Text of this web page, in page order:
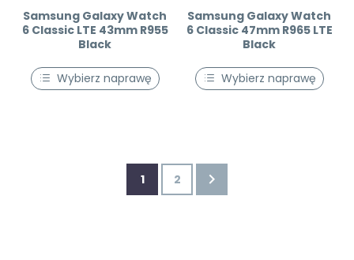
Samsung Galaxy Watch
6 Classic LTE 43mm R955
Black
Wybierz naprawę
Samsung Galaxy Watch
6 Classic 47mm R965 LTE
Black
Wybierz naprawę
1 2